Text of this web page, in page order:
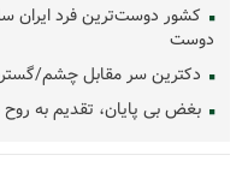
کشور دوست‌ترین فرد ایران
دوست
دکترین سر مقابل چشم/
بغض بی پایان، تقدیم به